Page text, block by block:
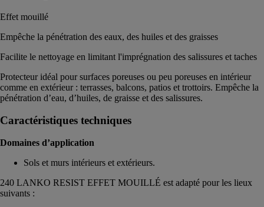
Effet mouillé
Empêche la pénétration des eaux, des huiles et des graisses
Facilite le nettoyage en limitant l'imprégnation des salissures et taches
Protecteur idéal pour surfaces poreuses ou peu poreuses en intérieur
comme en extérieur : terrasses, balcons, patios et trottoirs. Empêche la
pénétration d’eau, d’huiles, de graisse et des salissures.
Caractéristiques techniques
Domaines d’application
Sols et murs intérieurs et extérieurs.
240 LANKO RESIST EFFET MOUILLÉ est adapté pour les lieux
suivants :